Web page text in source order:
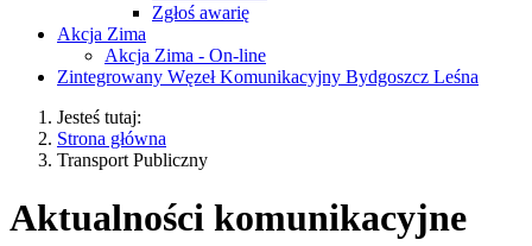
Zgłoś awarię
Akcja Zima
Akcja Zima - On-line
Zintegrowany Węzeł Komunikacyjny Bydgoszcz Leśna
Jesteś tutaj:
Strona główna
Transport Publiczny
Aktualności komunikacyjne